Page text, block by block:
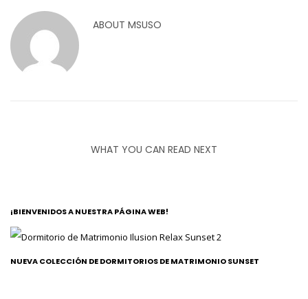
ABOUT MSUSO
WHAT YOU CAN READ NEXT
¡BIENVENIDOS A NUESTRA PÁGINA WEB!
NUEVA COLECCIÓN DE DORMITORIOS DE MATRIMONIO SUNSET